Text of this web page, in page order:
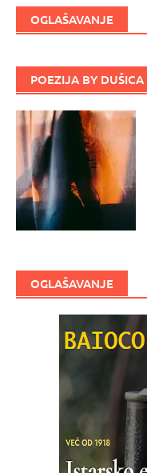
OGLAŠAVANJE
POEZIJA BY DUŠICA
OGLAŠAVANJE